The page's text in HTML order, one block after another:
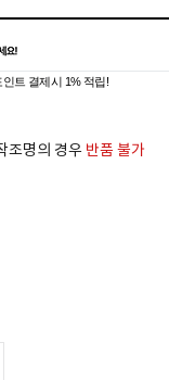
인트 결제시 1% 적립!
조명의 경우 반품 불가